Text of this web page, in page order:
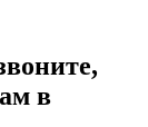
в